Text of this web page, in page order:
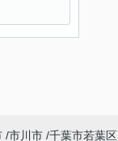
市川市 千葉市若葉区